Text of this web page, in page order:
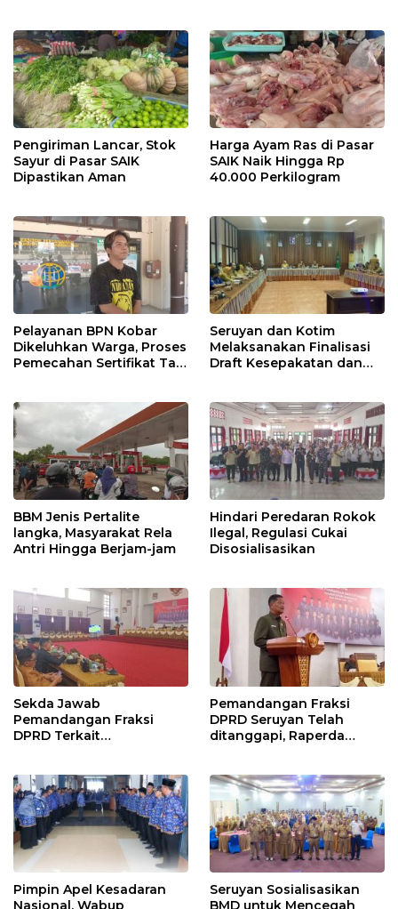
Pengiriman Lancar, Stok
Sayur di Pasar SAIK
Dipastikan Aman
Harga Ayam Ras di Pasar
SAIK Naik Hingga Rp
40.000 Perkilogram
Pelayanan BPN Kobar
Dikeluhkan Warga, Proses
Pemecahan Sertifikat Tak
Seruyan dan Kotim
Melaksanakan Finalisasi
Draft Kesepakatan dan
BBM Jenis Pertalite
langka, Masyarakat Rela
Antri Hingga Berjam-jam
Hindari Peredaran Rokok
Ilegal, Regulasi Cukai
Disosialisasikan
Sekda Jawab
Pemandangan Fraksi
DPRD Terkait
2024
Pemandangan Fraksi
DPRD Seruyan Telah
ditanggapi, Raperda
Pimpin Apel Kesadaran
Nasional, Wabup
Seruyan Sosialisasikan
BMD untuk Mencegah